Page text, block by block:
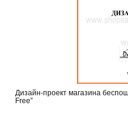
Дизайн-проект магазина
Free”